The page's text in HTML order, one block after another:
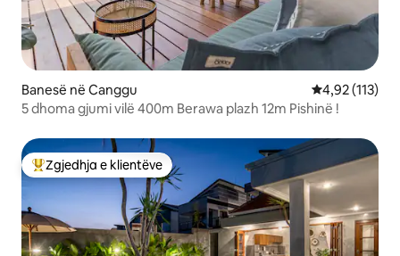
Banesë në Canggu Vlerësimi
4,92 (113)
5 dhoma gjumi vilë 400m Berawa plazh 12m Pishinë !
Më të mirat e zgjedhjeve të klientëve
Zgjedhja e klientëve